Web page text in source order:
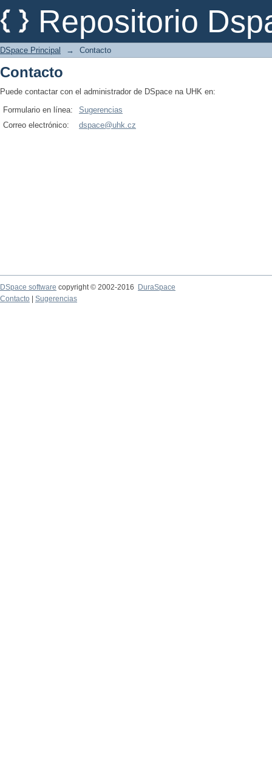
Repositorio
Contacto
DSpace Principal → Contacto
Contacto
Puede contactar con el administrador de DSpace na UHK en:
Formulario en línea:
Sugerencias
Correo electrónico:
dspace@uhk.cz
DSpace software copyright © 2002-2016
DuraSpace
Contacto
Sugerencias